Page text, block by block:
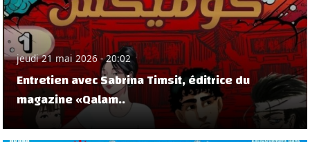
jeudi 21 mai 2026 - 20:02
Entretien avec Sabrina Timsit, éditrice du
magazine «Qalam..